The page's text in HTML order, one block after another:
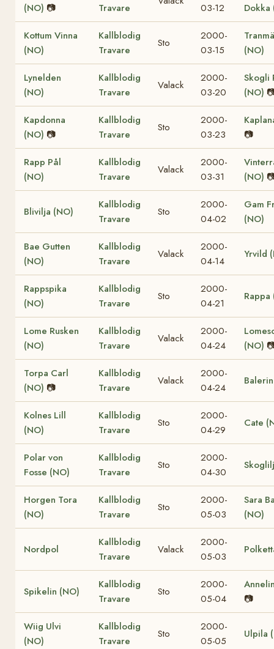
(NO) 📷
Travare
03-12
Dokka
Kottum Vinna
(NO)
Kallblodig
Travare
Sto
2000-
03-15
(NO)
Lynelden
(NO)
Kallblodig
Travare
Valack
2000-
03-20
Skogli
(NO)
Kapdonna
(NO) 📷
Kallblodig
Travare
Sto
2000-
03-23
📷
Rapp Pål
(NO)
Kallblodig
Travare
Valack
2000-
03-31
(NO)
Blivilja (NO)
Kallblodig
Travare
Sto
2000-
04-02
Gam
(NO)
Bae Gutten
(NO)
Kallblodig
Travare
Valack
2000-
04-14
Yrvild
Rappspika
(NO)
Kallblodig
Travare
Sto
2000-
04-21
Rappa
Lome Rusken
(NO)
Kallblodig
Travare
Valack
2000-
04-24
(NO)
Torpa Carl
(NO) 📷
Kallblodig
Travare
Valack
2000-
04-24
Kolnes Lill
(NO)
Kallblodig
Travare
Sto
2000-
04-29
Cate
Polar von
Fosse (NO)
Kallblodig
Travare
Sto
2000-
04-30
Horgen Tora
(NO)
Kallblodig
Travare
Sto
2000-
05-03
Sara
(NO)
Nordpol
Kallblodig
Travare
Valack
2000-
05-03
Spikelin (NO)
Kallblodig
Travare
Sto
2000-
05-04
📷
Wiig Ulvi
(NO)
Kallblodig
Travare
Sto
2000-
05-05
Ulpila